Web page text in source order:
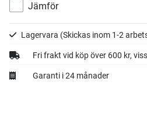
Jämför
Lagervara (Skickas inom 1-2
Fri frakt vid köp över 600 kr,
Garanti i 24 månader